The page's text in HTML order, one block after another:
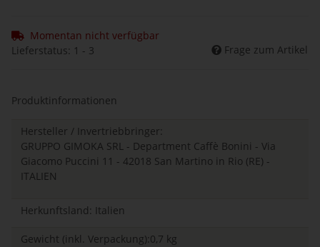
Momentan nicht verfügbar
Lieferstatus: 1 - 3
Frage zum Artikel
Produktinformationen
Hersteller / Invertriebbringer:
GRUPPO GIMOKA SRL - Department Caffè Bonini - Via
Giacomo Puccini 11 - 42018 San Martino in Rio (RE) -
ITALIEN
Herkunftsland: Italien
Gewicht (inkl. Verpackung):0,7 kg